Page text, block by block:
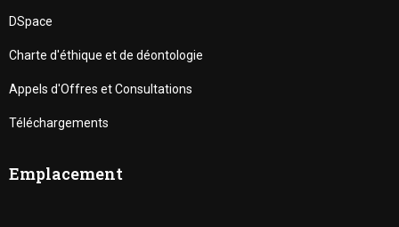
DSpace
Charte d'éthique et de déontologie
Appels d'Offres et Consultations
Téléchargements
Emplacement